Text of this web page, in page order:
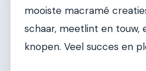
mooiste macramé
schaar, meetlint en touw,
knopen. Veel succes en